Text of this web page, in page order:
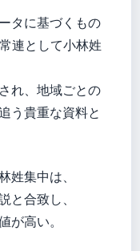
タに基づくもの
連として小林姓
れ、地域ごとの
う貴重な資料と
姓集中は、
と合致し、
が高い。